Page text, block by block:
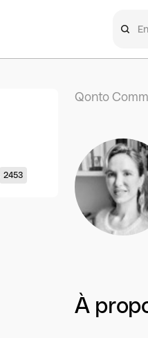
2453
Qonto
À